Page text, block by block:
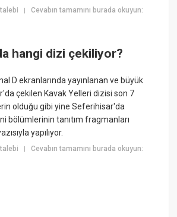
|Cevabın tamamını burada okuyun:
hangi dizi çekiliyor?
D ekranlarında yayınlanan ve büyük
çekilen Kavak Yelleri dizisi son 7
olduğu gibi yine Seferihisar'da
bölümlerinin tanıtım fragmanları
yapılıyor.
|Cevabın tamamını burada okuyun: